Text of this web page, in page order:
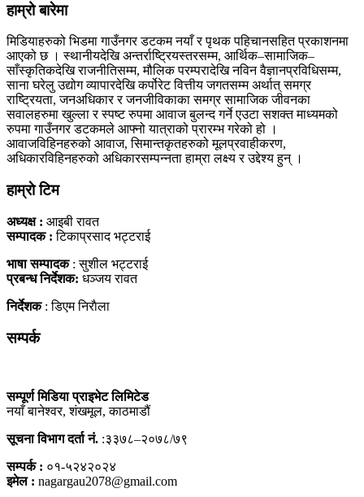
हाम्रो बारेमा
मिडियाहरुको भिडमा गाउँनगर डटकम नयाँ र पृथक पहिचानसहित प्रकाशनमा
आएको छ । स्थानीयदेखि अन्तर्राष्ट्रियस्तरसम्म, आर्थिक–सामाजिक–
साँस्कृतिकदेखि राजनीतिसम्म, मौलिक परम्परादेखि नविन वैज्ञानप्रविधिसम्म,
साना घरेलु उद्योग व्यापारदेखि कर्पोरेट वित्तीय जगतसम्म अर्थात् समग्र
राष्ट्रियता, जनअधिकार र जनजीविकाका समग्र सामाजिक जीवनका
सवालहरुमा खुल्ला र स्पष्ट रुपमा आवाज बुलन्द गर्ने एउटा सशक्त माध्यमको
रुपमा गाउँनगर डटकमले आफ्नो यात्राको प्रारम्भ गरेको हो ।
आवाजविहिनहरुको आवाज, सिमान्तकृतहरुको मूलप्रवाहीकरण,
अधिकारविहिनहरुको अधिकारसम्पन्नता हाम्रा लक्ष्य र उद्देश्य हुन् ।
हाम्राे टिम
अध्यक्ष : आइबी रावत
सम्पादक :टिकाप्रसाद भट्टराई
भाषा सम्पादक: सुशील भट्टराई
प्रबन्ध निर्देशक: धञ्जय रावत
निर्देशक: डिएम निराैला
सम्पर्क
सम्पूर्ण मिडिया प्राइभेट लिमिटेड
नयाँ बानेश्वर, शंखमूल, काठमाडौं
सूचना विभाग दर्ता नं. :३३७८–२०७८/७९
सम्पर्क : ०१-५२४२०२४
इमेल : nagargau2078@gmail.com